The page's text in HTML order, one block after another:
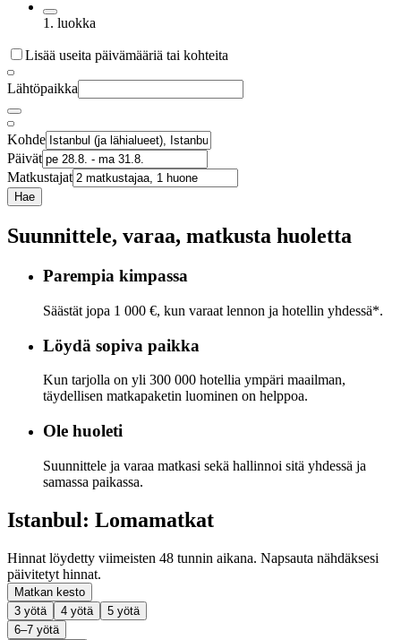
1. luokka
Lisää useita päivämääriä tai kohteita
Lähtöpaikka
Kohde
Päivät
Matkustajat
Hae
Suunnittele, varaa, matkusta huoletta
Parempia kimpassa
Säästät jopa 1 000 €, kun varaat lennon ja hotellin yhdessä*.
Löydä sopiva paikka
Kun tarjolla on yli 300 000 hotellia ympäri maailman,
täydellisen matkapaketin luominen on helppoa.
Ole huoleti
Suunnittele ja varaa matkasi sekä hallinnoi sitä yhdessä ja
samassa paikassa.
Istanbul: Lomamatkat
Hinnat löydetty viimeisten 48 tunnin aikana. Napsauta nähdäksesi
päivitetyt hinnat.
Matkan kesto
3 yötä
4 yötä
5 yötä
6–7 yötä